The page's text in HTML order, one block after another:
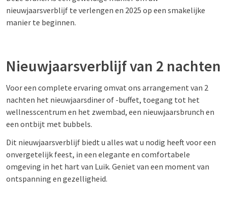
nieuwjaarsverblijf te verlengen en 2025 op een smakelijke
manier te beginnen.
Nieuwjaarsverblijf van 2 nachten
Voor een complete ervaring omvat ons arrangement van 2
nachten het nieuwjaarsdiner of -buffet, toegang tot het
wellnesscentrum en het zwembad, een nieuwjaarsbrunch en
een ontbijt met bubbels.
Dit nieuwjaarsverblijf biedt u alles wat u nodig heeft voor een
onvergetelijk feest, in een elegante en comfortabele
omgeving in het hart van Luik. Geniet van een moment van
ontspanning en gezelligheid.